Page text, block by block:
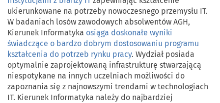
ukierunkowane na potrzeby nowoczesnego przemysłu IT.
W badaniach losów zawodowych absolwentów AGH,
Kierunek Informatyka osiąga doskonałe wyniki
świadczące o bardzo dobrym dostosowaniu programu
kształcenia do potrzeb rynku pracy. Wydział posiada
optymalnie zaprojektowaną infrastrukturę stwarzającą
niespotykane na innych uczelniach możliwości do
zapoznania się z najnowszymi trendami w technologiach
IT. Kierunek Informatyka należy do najbardziej